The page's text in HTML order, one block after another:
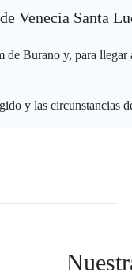
Venecia Santa
Burano y, para
y las circunstancias